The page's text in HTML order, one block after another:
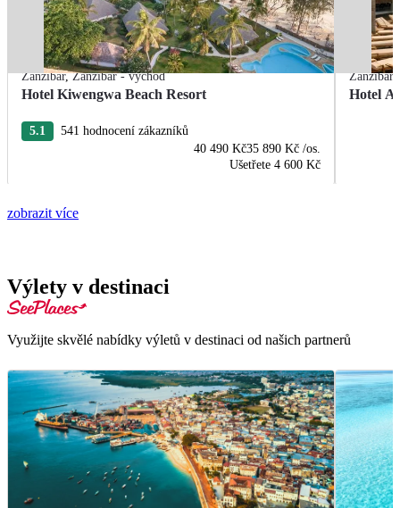
Zanzibar,Zanzibar - východ
Hotel Kiwengwa Beach Resort
5.1
541 hodnocení zákazníků
40 490 Kč35 890 Kč /os.
Ušetřete 4 600 Kč
Zanzibar
Hotel
zobrazit více
Výlety v destinaci
Využijte skvělé nabídky výletů v destinaci od našich partnerů